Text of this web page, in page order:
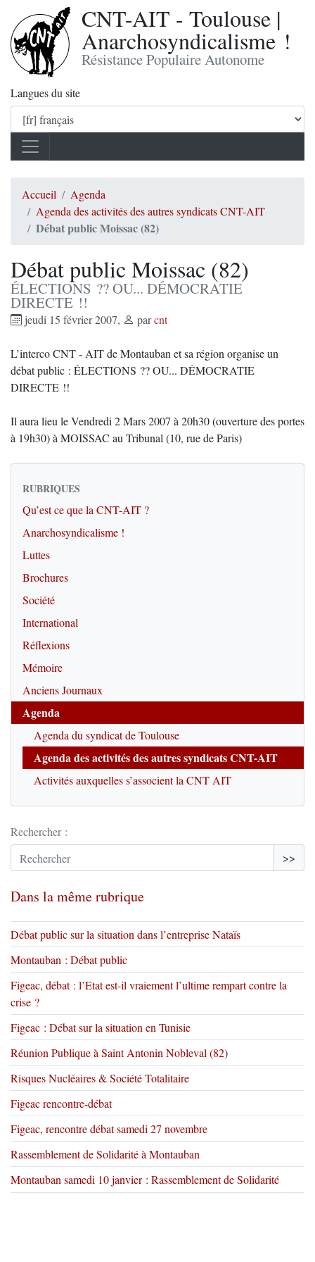
CNT-AIT - Toulouse |
Anarchosyndicalisme !
Résistance Populaire Autonome
Langues du site
Accueil
Agenda
Agenda des activités des autres syndicats CNT-AIT
Débat public Moissac (82)
Débat public Moissac (82)
ÉLECTIONS ?? OU... DÉMOCRATIE
DIRECTE !!
jeudi 15 février 2007, parcnt
L’interco CNT - AIT de Montauban et sa région organise un
débat public : ÉLECTIONS ?? OU... DÉMOCRATIE
DIRECTE !!
Il aura lieu le Vendredi 2 Mars 2007 à 20h30 (ouverture des portes
à 19h30) à MOISSAC au Tribunal (10, rue de Paris)
RUBRIQUES
Qu’est ce que la CNT-AIT ?
Anarchosyndicalisme !
Luttes
Brochures
Société
International
Réflexions
Mémoire
Anciens Journaux
Agenda
Agenda du syndicat de Toulouse
Agenda des activités des autres syndicats CNT-AIT
Activités auxquelles s’associent la CNT AIT
Rechercher :
>>
Dans la même rubrique
Débat public sur la situation dans l’entreprise Nataïs
Montauban : Débat public
Figeac, débat : l’Etat est-il vraiement l’ultime rempart contre la
crise ?
Figeac : Débat sur la situation en Tunisie
Réunion Publique à Saint Antonin Nobleval (82)
Risques Nucléaires & Société Totalitaire
Figeac rencontre-débat
Figeac, rencontre débat samedi 27 novembre
Rassemblement de Solidarité à Montauban
Montauban samedi 10 janvier : Rassemblement de Solidarité